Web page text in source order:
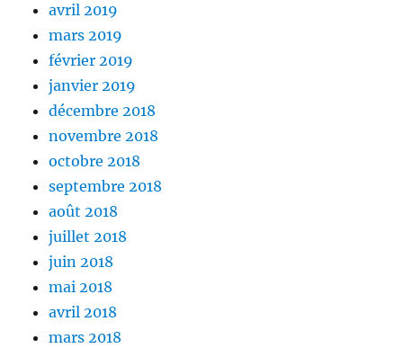
avril 2019
mars 2019
février 2019
janvier 2019
décembre 2018
novembre 2018
octobre 2018
septembre 2018
août 2018
juillet 2018
juin 2018
mai 2018
avril 2018
mars 2018